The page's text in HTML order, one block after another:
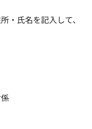
・氏名を記入して、